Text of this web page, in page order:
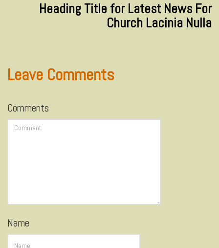
Heading Title for Latest News For
Church Lacinia Nulla
Leave Comments
Comments
Name